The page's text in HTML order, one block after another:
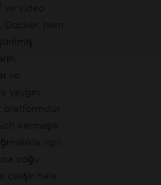
ve video
Docker, hem
ve
yaygın
platformdur.
karmaşık
ilgili
çoğu
hale